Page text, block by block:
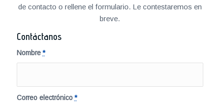
de contacto o rellene el formulario. Le contestaremos en
breve.
Contáctanos
Nombre*
Correo electrónico*